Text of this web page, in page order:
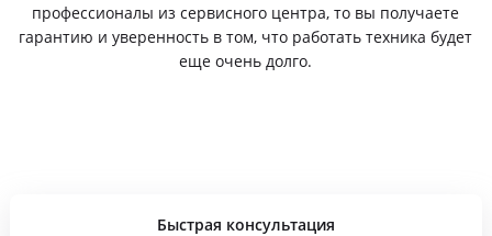
профессионалы из сервисного центра, то вы получаете
гарантию и уверенность в том, что работать техника будет
еще очень долго.
Быстрая консультация